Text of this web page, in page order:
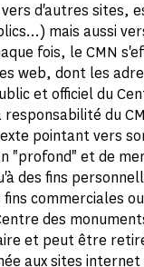
d'autres sites,
mais aussi
fois, le CMN
web, dont les
et officiel du
responsabilité du
pointant vers
"profond" et de
des fins
fins commerciales
des
et peut être
aux sites